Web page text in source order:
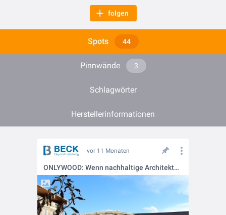
folgen
Spots 44
Pinnwände 3
Schlagwörter
Herstellerinformationen
vor 11 Monaten
ONLYWOOD: Wenn nachhaltige Architektur zur Skulptur wird. 🌍🏗️